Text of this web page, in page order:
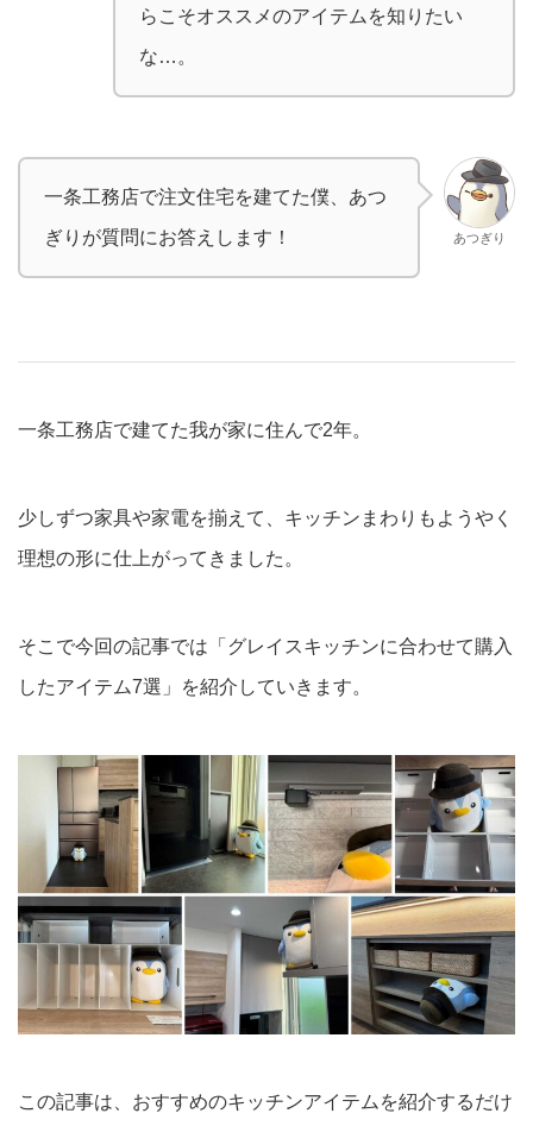
らこそオススメのアイテムを知りたい
な…。
一条工務店で注文住宅を建てた僕、あつ
ぎりが質問にお答えします！
あつぎり
一条工務店で建てた我が家に住んで2年。
少しずつ家具や家電を揃えて、キッチンまわりもようやく
理想の形に仕上がってきました。
そこで今回の記事では「グレイスキッチンに合わせて購入
したアイテム7選」を紹介していきます。
この記事は、おすすめのキッチンアイテムを紹介するだけ